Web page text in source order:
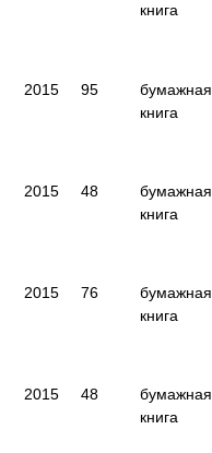
книга
2015 95
бумажная
книга
2015 48
бумажная
книга
2015 76
бумажная
книга
2015 48
бумажная
книга